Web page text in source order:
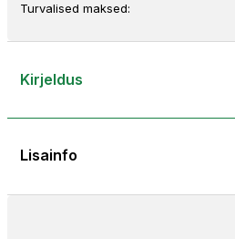
Turvalised maksed:
Kirjeldus
Lisainfo